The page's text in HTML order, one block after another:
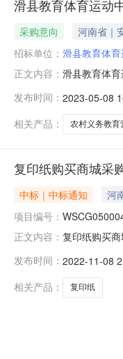
滑县教育体育运动
采购意向 河南省｜
招标单位： 滑县教育体
正文内容： 滑县教育体
心滑县教育
课间加餐食
发布时间： 2023-05-08
相关产品：
农村义务教育
复印纸购买商城采
中标｜中标通知 河
项目编号：
正文内容： 复印纸购买
陆仟伍佰捌
发布时间： 2022-11-08
相关产品：
复印纸